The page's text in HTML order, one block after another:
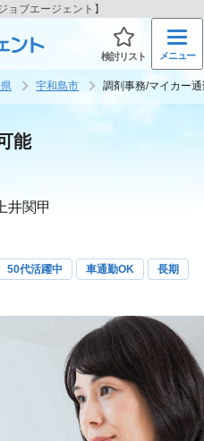
ョブエージェント】
検討リスト メニュー
宇和島市 調剤事務/マイカー
能
井関甲
50代活躍中 車通勤OK
長期